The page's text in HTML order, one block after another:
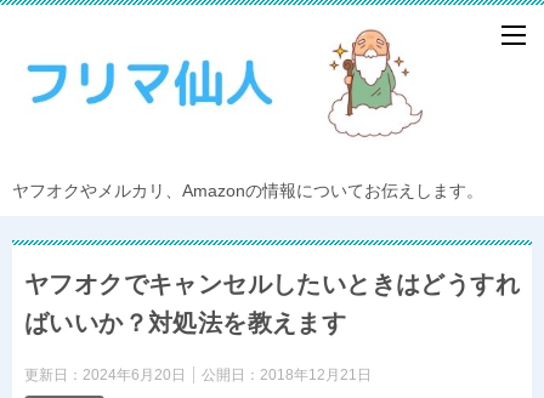
ヤフオクやメルカリ、Amazonの情報についてお伝えします。
ヤフオクでキャンセルしたいときはどうすれ
ばいいか？対処法を教えます
更新日： 2024年6月20日 公開日： 2018年12月21日